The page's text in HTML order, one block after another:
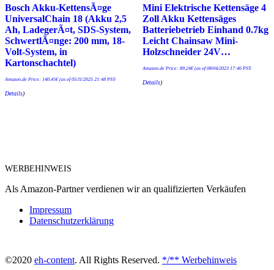
Bosch Akku-KettensÃ¤ge
UniversalChain 18 (Akku 2,5
Ah, LadegerÃ¤t, SDS-System,
SchwertlÃ¤nge: 200 mm, 18-
Volt-System, in
Kartonschachtel)
Amazon.de Price: 140,45€(as of 05/11/2025 21:48 PST-
Details)
Mini Elektrische Kettensäge 4
Zoll Akku Kettensäges
Batteriebetrieb Einhand 0.7kg
Leicht Chainsaw Mini-
Holzschneider 24V…
Amazon.de Price: 89,24€(as of 08/04/2023 17:46 PST-
Details)
WERBEHINWEIS
Als Amazon-Partner verdienen wir an qualifizierten Verkäufen
Impressum
Datenschutzerklärung
©2020 eh-content. All Rights Reserved. */** Werbehinweis